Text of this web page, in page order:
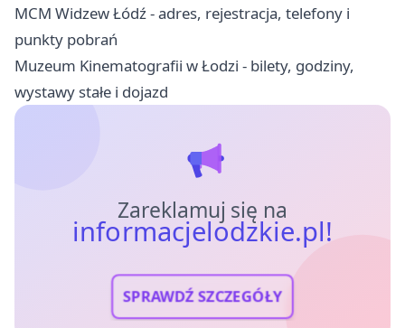
MCM Widzew Łódź - adres, rejestracja, telefony i
punkty pobrań
Muzeum Kinematografii w Łodzi - bilety, godziny,
wystawy stałe i dojazd
Zareklamuj się na
informacjelodzkie.pl!
SPRAWDŹ SZCZEGÓŁY